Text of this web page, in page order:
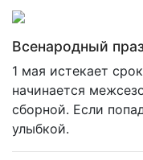
Всенародный
1 мая истекает
начинается
сборной. Если
улыбкой.